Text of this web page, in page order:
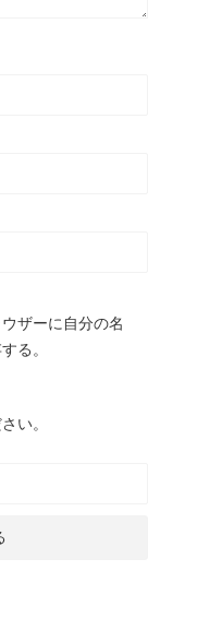
ザーに自分の名
る。
い。